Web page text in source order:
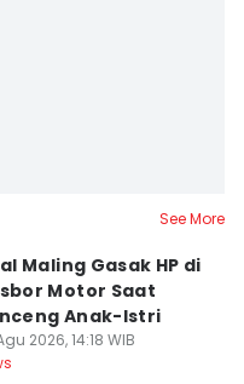
See More
Maling Gasak HP di
Motor Saat
Anak-Istri
2026, 14:18 WIB